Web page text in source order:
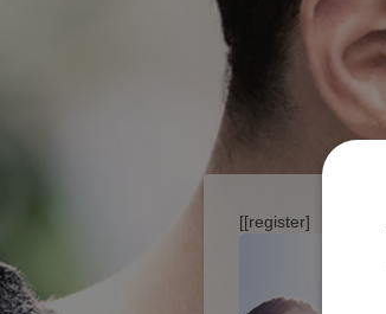
[[register]